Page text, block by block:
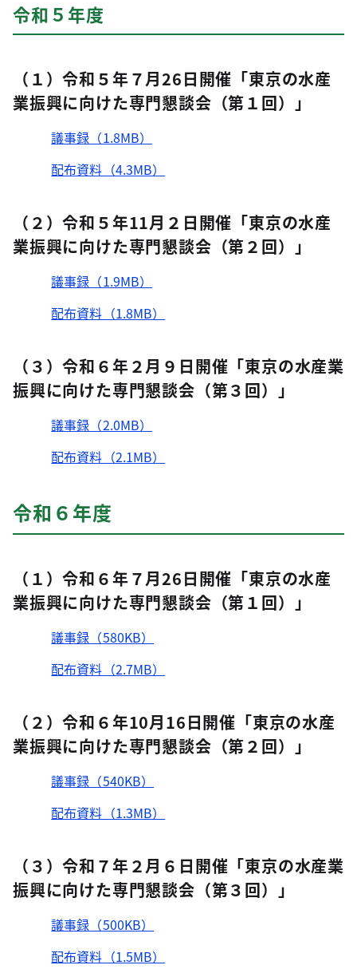
令和５年度
（１）令和５年７月26日開催「東京の水産
業振興に向けた専門懇談会（第１回）」
議事録（1.8MB）
配布資料（4.3MB）
（２）令和５年11月２日開催「東京の水産
業振興に向けた専門懇談会（第２回）」
議事録（1.9MB）
配布資料（1.8MB）
（３）令和６年２月９日開催「東京の水産業
振興に向けた専門懇談会（第３回）」
議事録（2.0MB）
配布資料（2.1MB）
令和６年度
（１）令和６年７月26日開催「東京の水産
業振興に向けた専門懇談会（第１回）」
議事録（580KB）
配布資料（2.7MB）
（２）令和６年10月16日開催「東京の水産
業振興に向けた専門懇談会（第２回）」
議事録（540KB）
配布資料（1.3MB）
（３）令和７年２月６日開催「東京の水産業
振興に向けた専門懇談会（第３回）」
議事録（500KB）
配布資料（1.5MB）